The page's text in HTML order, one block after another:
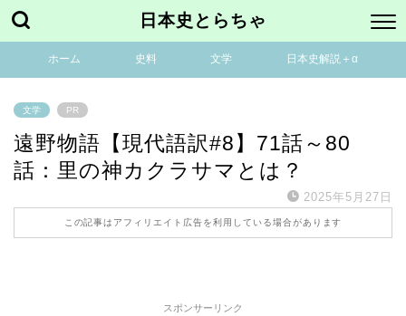
日本史とらちゃ
ホーム 史料 文学 日本史解説＋α
文学 PR
遠野物語【現代語訳#8】71話～80
話：里の神カクラサマとは？
2025年5月27日
この記事はアフィリエイト広告を利用している場合があります
スポンサーリンク